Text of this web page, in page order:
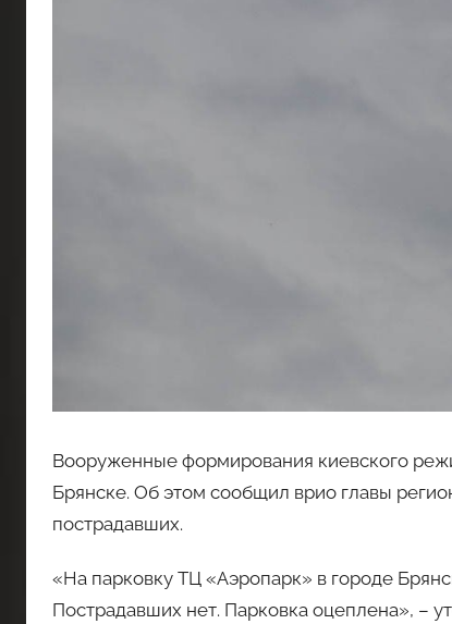
Вооруженные формирования киевского
Брянске. Об этом сообщил врио главы
пострадавших.
«На парковку ТЦ «Аэропарк» в городе
Пострадавших нет. Парковка оцеплена», –